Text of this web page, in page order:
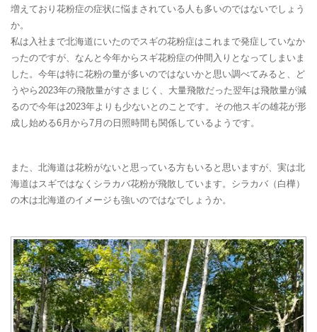
増えており花粉症の症状に悩まされている人も多いのではないでしょう
か。
私は入社まで北海道にいたのでスギの花粉症はこれまで発症していなか
ったのですが、なんと今年からスギ花粉症の仲間入りとなってしまいま
した。今年は特に花粉の量が多いのではないかと思い調べてみると、ど
うやら2023年の飛散量がすさまじく、大量飛散だった翌年は飛散量が減
るので今年は2023年よりも少ないとのことです。その他スギの雄花が形
成し始める6月から7月の日照時間も関係しているようです。
また、北海道は花粉がないと思っている方もいると思いますが、実は北
海道はスギではなくシラカバ花粉が飛散しています。シラカバ（白樺）
の木は北海道のイメージも強いのではなでしょうか。